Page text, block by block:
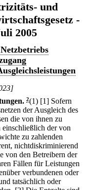
und
-
2005
2(1) [1] Sofern
der Ausgleich des
die von ihnen zu
einschließlich der von
zu zahlenden
nichtdiskriminierend
von den Betreibern der
Fällen für Leistungen
verbundenen oder
tatsächlich oder